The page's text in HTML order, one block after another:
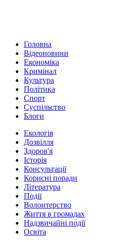
Головна
Відеоновини
Економіка
Кримінал
Культура
Політика
Спорт
Суспільство
Блоги
Екологія
Дозвілля
Здоров'я
Історія
Консультації
Корисні поради
Література
Події
Волонтерство
Життя в громадах
Надзвичайні події
Освіта